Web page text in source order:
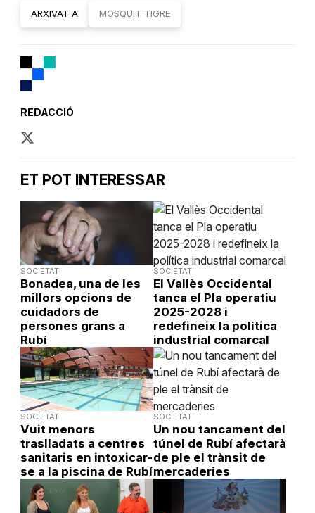
ARXIVAT A MOSQUIT TIGRE
REDACCIÓ
ET POT INTERESSAR
SOCIETAT
Bonadea, una de les
millors opcions de
cuidadors de
persones grans a
Rubí
SOCIETAT
El Vallès Occidental
tanca el Pla operatiu
2025-2028 i
redefineix la política
industrial comarcal
SOCIETAT
Vuit menors
traslladats a centres
sanitaris en intoxicar-
se a la piscina de Rubí
SOCIETAT
Un nou tancament del
túnel de Rubí afectarà
de ple el trànsit de
mercaderies